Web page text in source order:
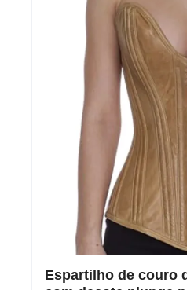
Espartilho de couro